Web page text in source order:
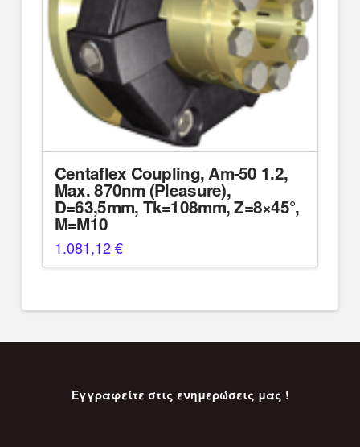
Centaflex Coupling, Am-50 1.2,
Max. 870nm (Pleasure),
D=63,5mm, Tk=108mm, Z=8×45°,
M=M10
1.081,12€
Εγγραφείτε στις ενημερώσεις μας !